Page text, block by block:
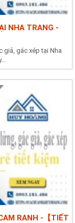
NHA TRANG -
giả, gác xép tại Nha
RANH -【TIẾT